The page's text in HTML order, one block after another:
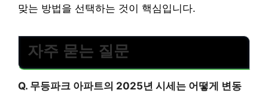
맞는 방법을 선택하는 것이 핵심입니다.
자주 묻는 질문
Q. 무등파크 아파트의 2025년 시세는 어떻게 변동